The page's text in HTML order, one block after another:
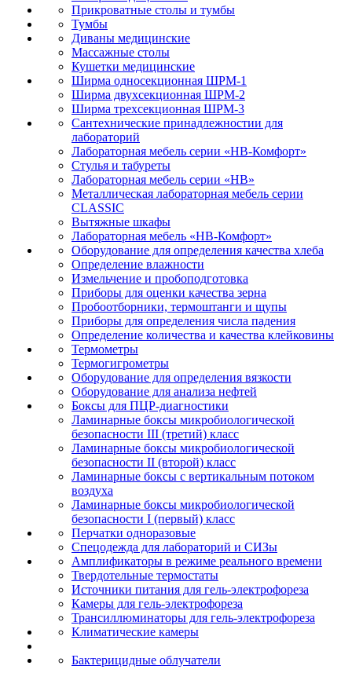
Прикроватные столы и тумбы
Тумбы
Диваны медицинские
Массажные столы
Кушетки медицинские
Ширма односекционная ШРМ-1
Ширма двухсекционная ШРМ-2
Ширма трехсекционная ШРМ-3
Сантехнические принадлежностии для
лабораторий
Лабораторная мебель серии «НВ-Комфорт»
Стулья и табуреты
Лабораторная мебель серии «НВ»
Металлическая лабораторная мебель серии
CLASSIC
Вытяжные шкафы
Лабораторная мебель «НВ-Комфорт»
Оборудование для определения качества хлеба
Определение влажности
Измельчение и пробоподготовка
Приборы для оценки качества зерна
Пробоотборники, термоштанги и щупы
Приборы для определения числа падения
Определение количества и качества клейковины
Термометры
Термогигрометры
Оборудование для определения вязкости
Оборудование для анализа нефтей
Боксы для ПЦР-диагностики
Ламинарные боксы микробиологической
безопасности III (третий) класс
Ламинарные боксы микробиологической
безопасности II (второй) класс
Ламинарные боксы с вертикальным потоком
воздуха
Ламинарные боксы микробиологической
безопасности I (первый) класс
Перчатки одноразовые
Спецодежда для лабораторий и СИЗы
Амплификаторы в режиме реального времени
Твердотельные термостаты
Источники питания для гель-электрофореза
Камеры для гель-электрофореза
Трансиллюминаторы для гель-электрофореза
Климатические камеры
Бактерицидные облучатели